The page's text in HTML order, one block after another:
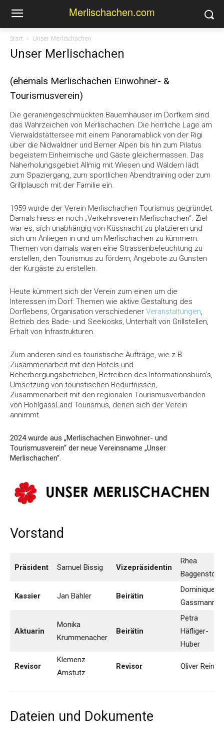
Merlischachen.com
Start Unser Merlischachen
Unser Merlischachen
(ehemals Merlischachen Einwohner- &
Tourismusverein)
Die geraniengeschmückten Bauernhäuser im Dorfkern sind
das Wahrzeichen von Merlischachen. Die herrliche Lage am
Vierwaldstättersee mit einem Panoramablick von der Rigi
über die Nidwaldner und Berner Alpen bis hin zum Pilatus
begeistern Einheimische und Gäste gleichermassen. Das
Naherholungsgebiet Allmig mit Wiesen und Wäldern lädt
zum Spaziergang, zum sportlichen Abendtraining oder zum
Grillplausch mit der Familie ein.
1959 wurde der Verein Merlischachen Tourismus gegründet.
Damals hiess er noch „Verkehrsverein Merlischachen“. Ziel
war es, sich unabhängig von Küssnacht zu platzieren und
sich um Anliegen in und um Merlischachen zu kümmern.
Themen von damals waren eine Strassenbeleuchtung zu
erstellen, den Tourismus zu fördern, Angebote zu Gunsten
der Kurgäste zu erstellen.
Heute kümmert sich der Verein zum einen um die
Interessen im Dorf: Themen wie aktive Gestaltung des
Dorflebens, Organisation verschiedener Veranstaltungen,
Betrieb des Bade- und Seekiosks, Unterhalt von Grillstellen,
Erhalt von Infrastrukturen.
Zum anderen sind es touristische Aufträge, wie z.B.
Zusammenarbeit mit den Hotels und
Beherbergungsbetrieben, Betreiben des Informationsbüro’s,
Umsetzung von touristischen Bedürfnissen,
Zusammenarbeit mit den regionalen Tourismusverbänden
von HohlgassLand Tourismus, denen sich der Verein
annimmt.
2024 wurde aus „Merlischachen Einwohner- und
Tourismusverein“ der neue Vereinsname „Unser
Merlischachen“.
Vorstand
Präsident Samuel Bissig Vizepräsidentin
Rhea
Baggenstos
Kassier Jan Bähler Beirätin
Dominique
Gassmann
Aktuarin
Monika
Krummenacher
Beirätin
Petra
Häfliger-
Huber
Revisor
Klemenz
Amstutz
Revisor Oliver Rein
Dateien und Dokumente